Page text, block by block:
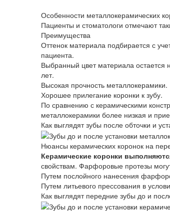
Особенности металлокерамических
Пациенты и стоматологи отмечают
Преимущества
Оттенок материала подбирается с
пациента.
Выбранный цвет материала остается
лет.
Высокая прочность металлокерамики.
Хорошее прилегание коронки к зубу.
По сравнению с керамическими
металлокерамики более низкая и
Как выглядят зубы после обточки и
Нюансы керамических коронок на
Керамические коронки
свойствам. Фарфоровые протезы
Путем послойного нанесения
Путем литьевого прессования в
Как выглядят передние зубы до и